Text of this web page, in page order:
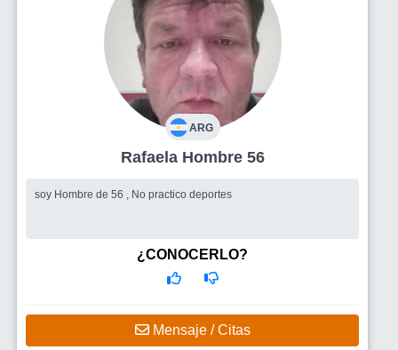
ARG
Rafaela Hombre 56
soy Hombre de 56 , No practico deportes
¿CONOCERLO?
Mensaje / Citas